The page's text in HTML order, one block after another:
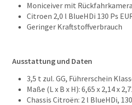
Moniceiver mit
Citroen 2,0 l BlueHDi 130 Ps
Geringer Kraftstoffverbrauch
Ausstattung und Daten
3,5 t zul. GG, Führerschein
Maße (L x B x H): 6,65 x 2,14 x
Chassis Citroën: 2 l BlueHDi,